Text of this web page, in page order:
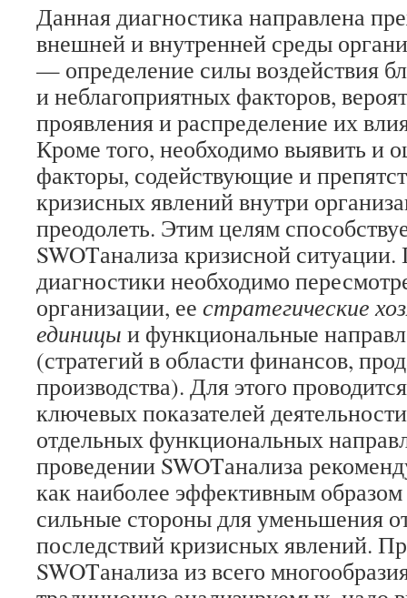
Данная диагностика направлена
внешней и внутренней среды
— определение силы воздействия
и неблагоприятных факторов,
проявления и распределение их
Кроме того, необходимо выявить и
факторы, содействующие и
кризисных явлений внутри
преодолеть. Этим целям
SWOT­анализа кризисной ситуации.
диагностики необходимо
организации, ее стратегические
единицы и функциональные
(стратегий в области финансов,
производства). Для этого
ключевых показателей
отдельных функциональных
проведении SWOT­анализа
как наиболее эффективным образом
сильные стороны для уменьшения
последствий кризисных явлений.
SWOT­анализа из всего